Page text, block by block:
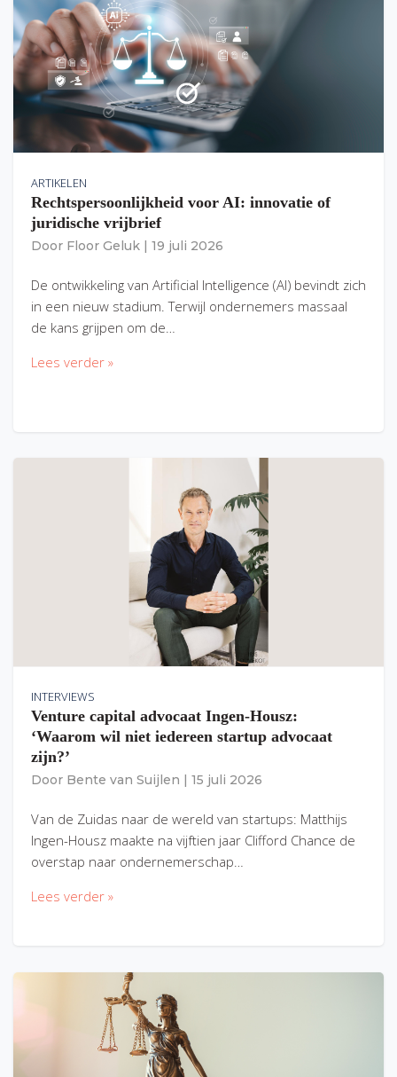
ARTIKELEN
Rechtspersoonlijkheid voor AI: innovatie of
juridische vrijbrief
Door Floor Geluk 19 juli 2026
De ontwikkeling van Artificial Intelligence (AI) bevindt zich
in een nieuw stadium. Terwijl ondernemers massaal
de kans grijpen om de…
Lees verder »
INTERVIEWS
Venture capital advocaat Ingen-Housz:
‘Waarom wil niet iedereen startup advocaat
zijn?’
Door Bente van Suijlen 15 juli 2026
Van de Zuidas naar de wereld van startups: Matthijs
Ingen-Housz maakte na vijftien jaar Clifford Chance de
overstap naar ondernemerschap…
Lees verder »